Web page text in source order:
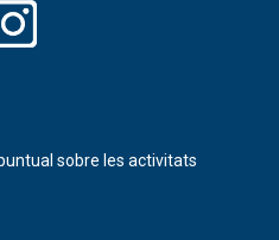
sobre les activitats